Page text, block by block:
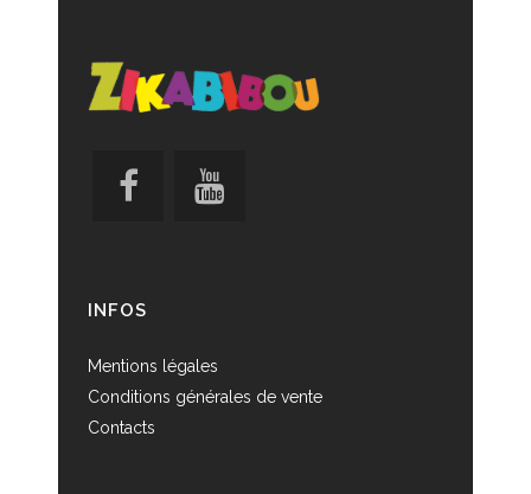
INFOS
Mentions légales
Conditions générales de vente
Contacts